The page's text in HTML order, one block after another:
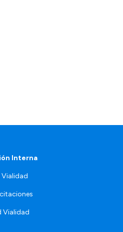
Interna
Vialidad
Vialidad